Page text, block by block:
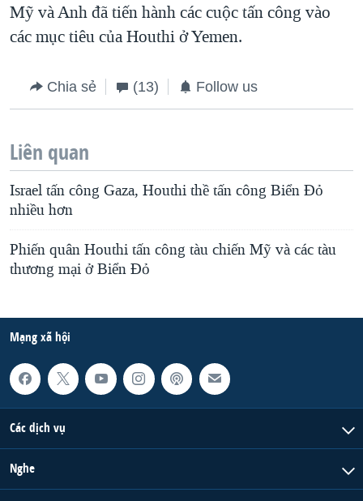
Mỹ và Anh đã tiến hành các cuộc tấn công vào
các mục tiêu của Houthi ở Yemen.
Chia sẻ (13) Follow us
Liên quan
Israel tấn công Gaza, Houthi thề tấn công Biển Đỏ
nhiều hơn
Phiến quân Houthi tấn công tàu chiến Mỹ và các tàu
thương mại ở Biển Đỏ
Mạng xã hội
Các dịch vụ
Nghe